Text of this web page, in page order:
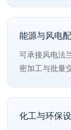
能源与风电
可承接风电法
密加工与批量
化工与环保